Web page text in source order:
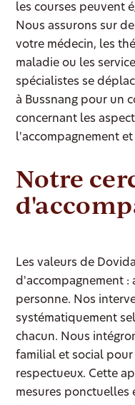
les courses peuvent
Nous assurons sur
votre médecin, les
maladie ou les
spécialistes se
à Bussnang pour un
concernant les
l'accompagnement et
Notre
Les valeurs de
d'accompagnement :
personne. Nos
systématiquement
chacun. Nous
familial et social
respectueux. Cette
mesures ponctuelles